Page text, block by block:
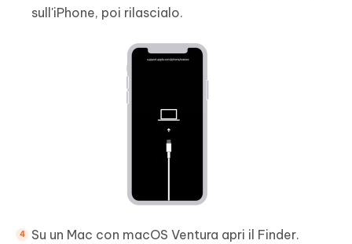
sull'iPhone, poi rilascialo.
Su un Mac con macOS Ventura apri il Finder.